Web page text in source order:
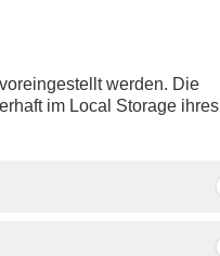
werden. Die
im Local Storage ihres